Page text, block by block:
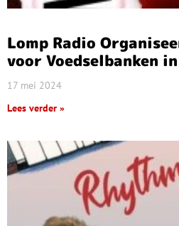
Lomp Radio
voor Voedselbanken
17 mei 2024
Lees verder »